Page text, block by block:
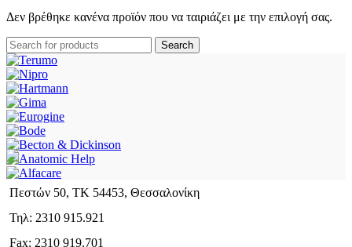
Δεν βρέθηκε κανένα προϊόν που να ταιριάζει με την επιλογή σας.
Search
Πεστών 50, ΤΚ 54453, Θεσσαλονίκη
Τηλ: 2310 915.921
Fax: 2310 919.701